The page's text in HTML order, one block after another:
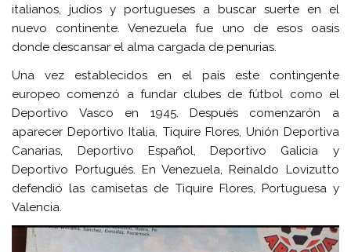
italianos, judíos y portugueses a buscar suerte en el
nuevo continente. Venezuela fue uno de esos oasis
donde descansar el alma cargada de penurias.
Una vez establecidos en el país este contingente
europeo comenzó a fundar clubes de fútbol como el
Deportivo Vasco en 1945. Después comenzarón a
aparecer Deportivo Italia, Tiquire Flores, Unión Deportiva
Canarias, Deportivo Español, Deportivo Galicia y
Deportivo Portugués. En Venezuela, Reinaldo Lovizutto
defendió las camisetas de Tiquire Flores, Portuguesa y
Valencia.